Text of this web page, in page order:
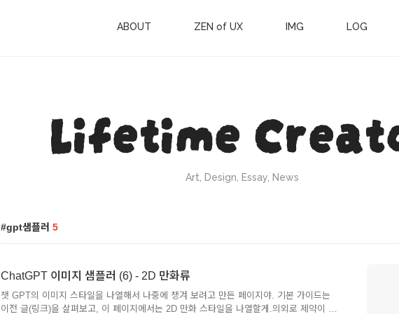
Lifetime
Art, Design, Essay, News
ABOUT ZEN of UX IMG LOG
gpt샘플러 5
ChatGPT 이미지 샘플러 (6) - 2D 만화류
챗 GPT의 이미지 스타일을 나열해서 나중에 챙겨 보려고 만든 페이지야. 기본 가이드는
이전 글(링크)을 살펴보고, 이 페이지에서는 2D 만화 스타일을 나열할게.의외로 제약이 좀